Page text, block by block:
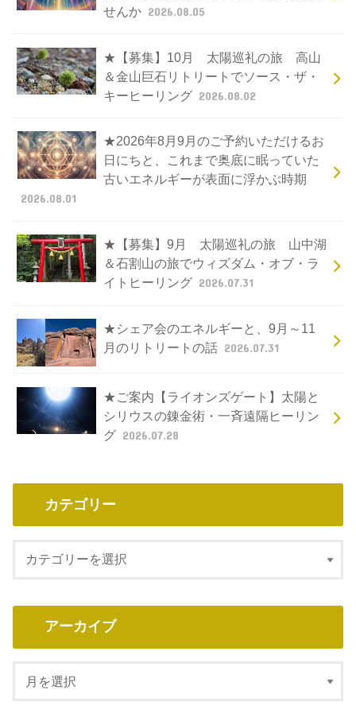
せんか 2026.08.05
★【募集】10月 太陽巡礼の旅 高山
＆金山巨石リトリートでソース・ザ・
キーヒーリング 2026.08.02
★2026年8月9月のご予約いただけるお
日にちと、これまで奥底に眠っていた
古いエネルギーが表面に浮かぶ時期
2026.08.01
★【募集】9月 太陽巡礼の旅 山中湖
＆石割山の旅でウィズダム・オブ・ラ
イトヒーリング 2026.07.31
★シェア会のエネルギーと、9月～11
月のリトリートの話 2026.07.31
★ご案内【ライオンズゲート】太陽と
シリウスの錬金術・一斉遠隔ヒーリン
グ 2026.07.28
カテゴリー
アーカイブ